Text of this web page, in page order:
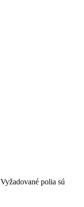
Vyžadované polia sú